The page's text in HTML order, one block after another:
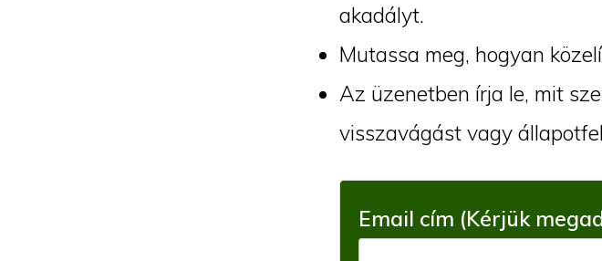
akadályt.
Mutassa meg, hogyan
Az üzenetben írja le, mit
visszavágást vagy
Email cím (Kérjük